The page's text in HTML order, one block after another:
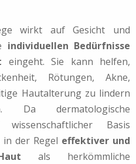
wirkt auf Gesicht und
individuellen Bedürfnisse
eingeht. Sie kann helfen,
Rötungen, Akne,
Hautalterung zu lindern
dermatologische
Basis
der Regel effektiver und
als herkömmliche